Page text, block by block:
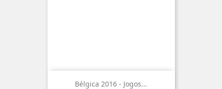
Bélgica 2016 - Jogos...